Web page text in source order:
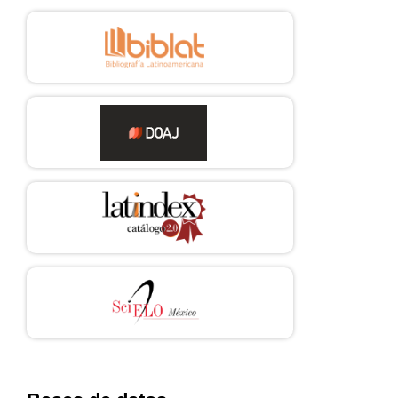
Sustaining research relevance
into the 21st century.» SAM Advanced Management Journal,
75 (3), 32-40. http://
samnational.org/publications/sam-advanced-management-
journal/
Lee, A. V., Vargo, J., & Seville, E. (2013). «Developing a tool to
organizations’ resilience.» Natural Hazards Review, 14 (1),
org/10.1061/(asce)nh.1527-6996.0000075
Lengnick-Hall, C. A., Beck, T. E., & Lengnick-Hall, M. L. (2011).
«Developing a capacity
for organizational resilience through strategic human
https://doi.org/10.1016/j.
Leppma, M., Mnatsakanova, A., Sarkisian, K., Scott, O.,